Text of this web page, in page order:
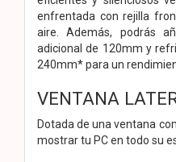
enfrentada con rejilla
aire. Además, podrás
adicional de 120mm y
240mm* para un
VENTANA
Dotada de una ventana
mostrar tu PC en todo su